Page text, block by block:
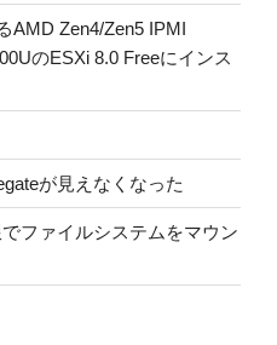
AMD Zen4/Zen5 IPMI
のESXi 8.0 Freeにインス
が見えなくなった
ファイルシステムをマウン